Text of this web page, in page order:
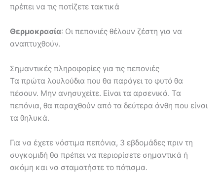
πρέπει να τις ποτίζετε τακτικά
Θερμοκρασία: Οι πεπονιές θέλουν ζέστη για να
αναπτυχθούν.
Σημαντικές πληροφορίες για τις πεπονιές
Τα πρώτα λουλούδια που θα παράγει το φυτό θα
πέσουν. Μην ανησυχείτε. Είναι τα αρσενικά. Τα
πεπόνια, θα παραχθούν από τα δεύτερα άνθη που είναι
τα θηλυκά.
Για να έχετε νόστιμα πεπόνια, 3 εβδομάδες πριν τη
συγκομιδή θα πρέπει να περιορίσετε σημαντικά ή
ακόμη και να σταματήστε το πότισμα.